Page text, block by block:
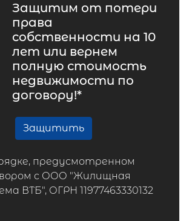
Защитим от потери
права
собственности на 10
лет или вернем
полную стоимость
недвижимости по
договору!*
Защитить
предусмотренном
с ООО "Жилищная
ВТБ", ОГРН 11977463330132